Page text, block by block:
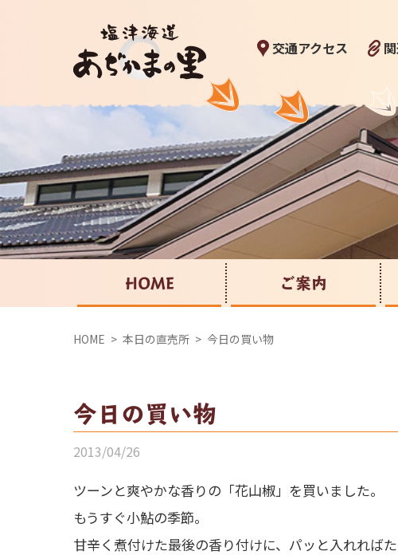
交通アクセス
HOME ご案内
HOME 本日の直売所 今日の買い物
今日の買い物
2013/04/26
ツーンと爽やかな香りの「花山椒」を買いました。
もうすぐ小鮎の季節。
甘辛く煮付けた最後の香り付けに、パッと入れれ